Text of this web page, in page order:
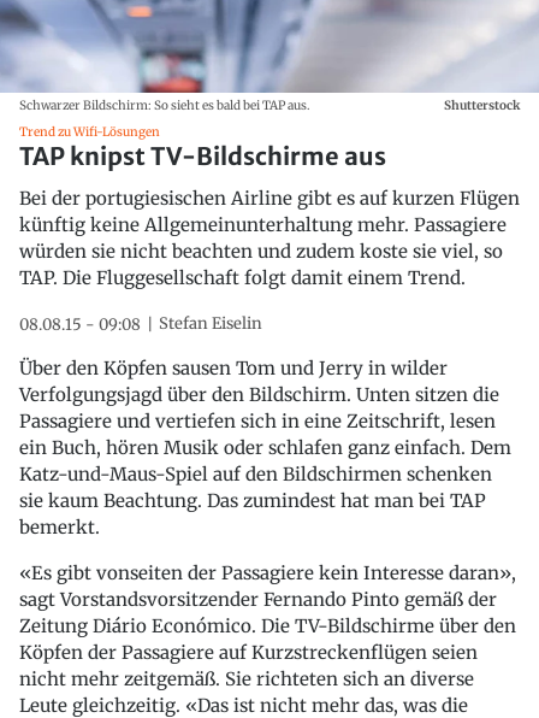
Schwarzer Bildschirm: So sieht es bald bei TAP aus.
Shutterstock
Trend zu Wifi-Lösungen
TAP knipst TV-Bildschirme aus
Bei der portugiesischen Airline gibt es auf kurzen Flügen
künftig keine Allgemeinunterhaltung mehr. Passagiere
würden sie nicht beachten und zudem koste sie viel, so
TAP. Die Fluggesellschaft folgt damit einem Trend.
08.08.15 - 09:08 Stefan Eiselin
Über den Köpfen sausen Tom und Jerry in wilder
Verfolgungsjagd über den Bildschirm. Unten sitzen die
Passagiere und vertiefen sich in eine Zeitschrift, lesen
ein Buch, hören Musik oder schlafen ganz einfach. Dem
Katz-und-Maus-Spiel auf den Bildschirmen schenken
sie kaum Beachtung. Das zumindest hat man bei TAP
bemerkt.
«Es gibt vonseiten der Passagiere kein Interesse daran»,
sagt Vorstandsvorsitzender Fernando Pinto gemäß der
Zeitung Diário Económico. Die TV-Bildschirme über den
Köpfen der Passagiere auf Kurzstreckenflügen seien
nicht mehr zeitgemäß. Sie richteten sich an diverse
Leute gleichzeitig. «Das ist nicht mehr das, was die